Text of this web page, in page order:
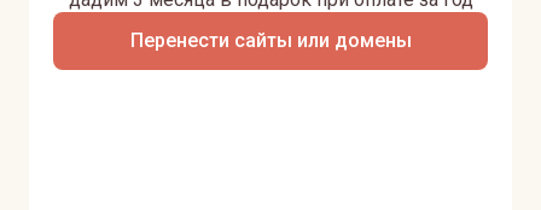
Перенести сайты или домены